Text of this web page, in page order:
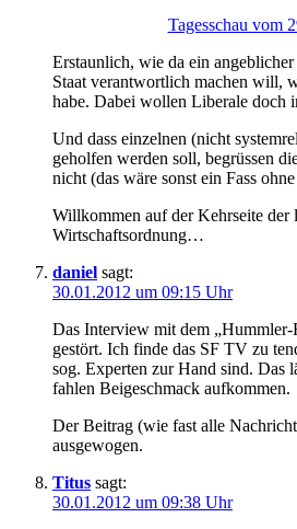
Tagesschau vom
Erstaunlich, wie da ein
Staat verantwortlich machen will,
habe. Dabei wollen Liberale doch
Und dass einzelnen (nicht
geholfen werden soll, begrüssen
nicht (das wäre sonst ein Fass
Willkommen auf der Kehrseite der
Wirtschaftsordnung…
daniel sagt:
30.01.2012 um 09:15 Uhr
Das Interview mit dem „Hummler-
gestört. Ich finde das SF TV zu
sog. Experten zur Hand sind. Das
fahlen Beigeschmack aufkommen.
Der Beitrag (wie fast alle
ausgewogen.
Titus sagt:
30.01.2012 um 09:38 Uhr